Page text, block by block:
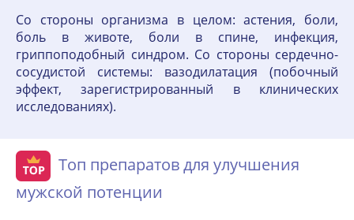
Со стороны организма в целом: астения, боли,
боль в животе, боли в спине, инфекция,
гриппоподобный синдром. Со стороны сердечно-
сосудистой системы: вазодилатация (побочный
эффект, зарегистрированный в клинических
исследованиях).
Топ препаратов для улучшения
мужской потенции